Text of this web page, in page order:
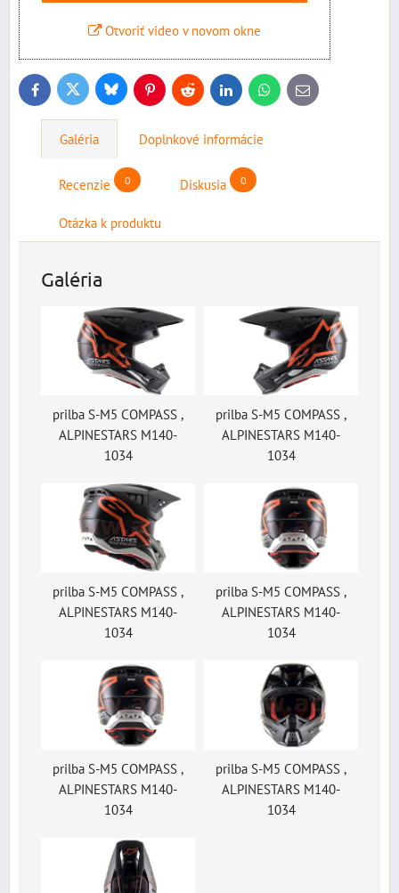
Otvoriť video v novom okne
FacebookTwitter BlueskyPinterestReddit LinkedInWhatsApp
E-
mail
Galéria Doplnkové informácie
Recenzie 0 Diskusia 0
Otázka k produktu
Galéria
prilba S-M5 COMPASS ,
ALPINESTARS M140-
1034
prilba S-M5 COMPASS ,
ALPINESTARS M140-
1034
prilba S-M5 COMPASS ,
ALPINESTARS M140-
1034
prilba S-M5 COMPASS ,
ALPINESTARS M140-
1034
prilba S-M5 COMPASS ,
ALPINESTARS M140-
1034
prilba S-M5 COMPASS ,
ALPINESTARS M140-
1034